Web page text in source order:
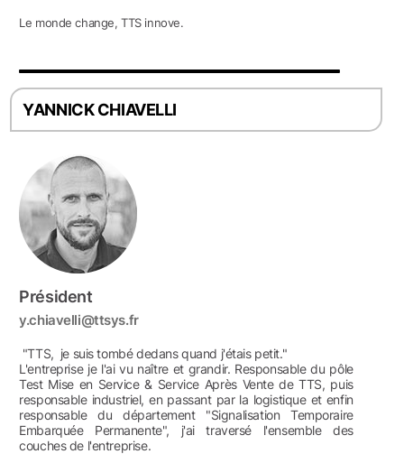
Le monde change, TTS innove.
YANNICK CHIAVELLI
Président
y.chiavelli@ttsys.fr
"TTS, je suis tombé dedans quand j'étais petit."
L'entreprise je l'ai vu naître et grandir. Responsable du pôle
Test Mise en Service & Service Après Vente de TTS, puis
responsable industriel, en passant par la logistique et enfin
responsable du département "Signalisation Temporaire
Embarquée Permanente", j'ai traversé l'ensemble des
couches de l'entreprise.